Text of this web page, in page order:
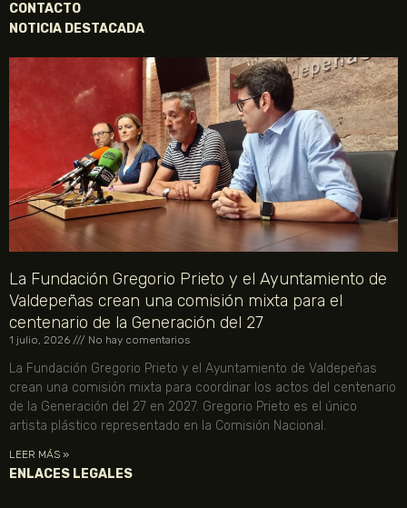
CONTACTO
NOTICIA DESTACADA
La Fundación Gregorio Prieto y el Ayuntamiento de
Valdepeñas crean una comisión mixta para el
centenario de la Generación del 27
1 julio, 2026 No hay comentarios
La Fundación Gregorio Prieto y el Ayuntamiento de Valdepeñas
crean una comisión mixta para coordinar los actos del centenario
de la Generación del 27 en 2027. Gregorio Prieto es el único
artista plástico representado en la Comisión Nacional.
LEER MÁS »
ENLACES LEGALES